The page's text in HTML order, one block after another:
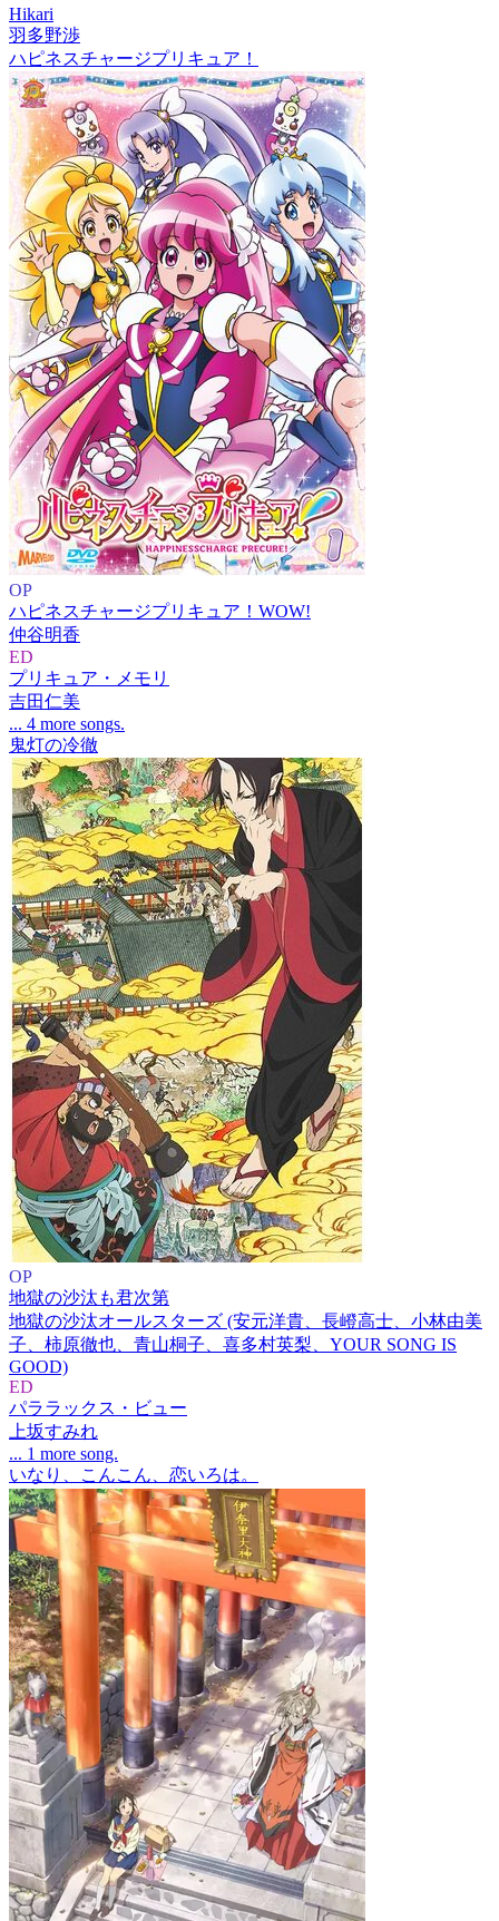
Hikari
羽多野渉
ハピネスチャージプリキュア！
OP
ハピネスチャージプリキュア！WOW!
仲谷明香
ED
プリキュア・メモリ
吉田仁美
... 4 more songs.
鬼灯の冷徹
OP
地獄の沙汰も君次第
地獄の沙汰オールスターズ (安元洋貴、長嶝高士、小林由美
子、柿原徹也、青山桐子、喜多村英梨、YOUR SONG IS
GOOD)
ED
パララックス・ビュー
上坂すみれ
... 1 more song.
いなり、こんこん、恋いろは。